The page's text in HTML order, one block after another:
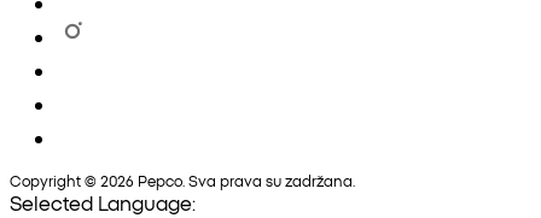
Copyright © 2026 Pepco. Sva prava su zadržana.
Selected Language: